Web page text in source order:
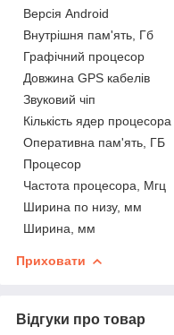
Версія Android
Внутрішня пам'ять, Гб
Графічний процесор
Довжина GPS кабелів
Звуковий чіп
Кількість ядер процесора
Оперативна пам'ять, ГБ
Процесор
Частота процесора, Мгц
Ширина по низу, мм
Ширина, мм
Приховати
Відгуки про товар